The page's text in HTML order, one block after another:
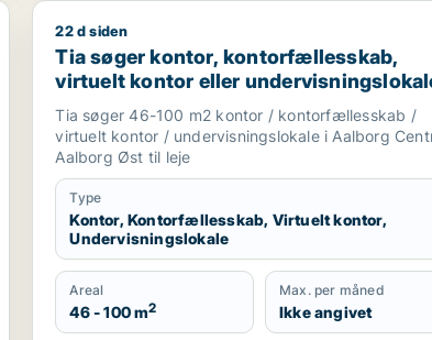
garage til leje i Virum
Tia søger kontor, kontorfællesskab,
22 d siden
Tia søger kontor, kontorfællesskab,
virtuelt kontor eller
til leje i Aalborg Centrum eller Aalborg
Tia søger 46-100 m2 kontor / kontorfællesskab /
virtuelt kontor / undervisningslokale i Aalborg
Aalborg Øst til leje
Type
Kontor, Kontorfællesskab, Virtuelt kontor,
Undervisningslokale
Areal
46 - 100 m2
Max. per måned
Ikke angivet